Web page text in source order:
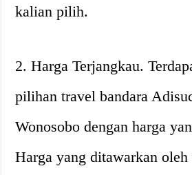
kalian pilih.
2. Harga Terjangkau.
pilihan travel bandara
Wonosobo dengan harga
Harga yang ditawarkan